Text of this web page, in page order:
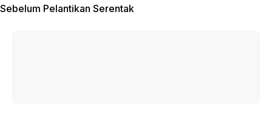
Sebelum Pelantikan Serentak